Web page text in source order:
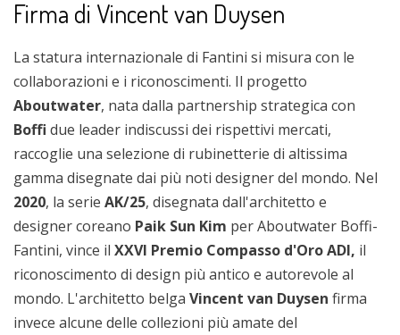
Firma di Vincent van Duysen
La statura internazionale di Fantini si misura con le
collaborazioni e i riconoscimenti. Il progetto
Aboutwater, nata dalla partnership strategica con
Boffi due leader indiscussi dei rispettivi mercati,
raccoglie una selezione di rubinetterie di altissima
gamma disegnate dai più noti designer del mondo. Nel
2020, la serie AK/25, disegnata dall'architetto e
designer coreano Paik Sun Kim per Aboutwater Boffi-
Fantini, vince il XXVI Premio Compasso d'Oro ADI, il
riconoscimento di design più antico e autorevole al
mondo. L'architetto belga Vincent van Duysen firma
invece alcune delle collezioni più amate del